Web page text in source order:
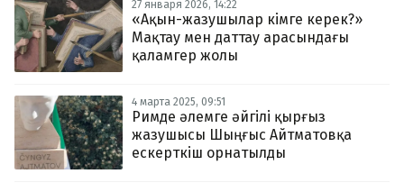
Редакциямен байланыс
+7 708 604 51 06
Жарнама бөлімі
Пошта
zhasalash100@gmail.com
27 января 2026, 14:22
«Ақын-жазушылар кімге керек?»
Мақтау мен даттау арасындағы
қаламгер жолы
4 марта 2025, 09:51
Римде әлемге әйгілі қырғыз
жазушысы Шыңғыс Айтматовқа
ескерткіш орнатылды